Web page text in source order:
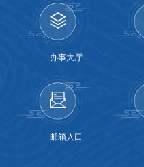
办事大厅
邮箱入口